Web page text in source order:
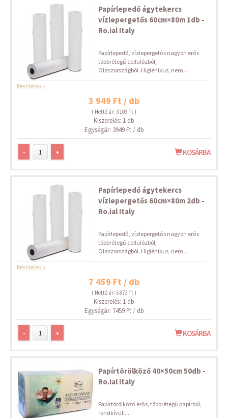
Papírlepedő ágytekercs
vízlepergetős 60cm×80m 1db -
Ro.ial Italy
Papírlepedő, vízlepergetős nagyon erős
többrétegű cellulózból,
Olaszországból. Higiénikus, nem...
Részletek »
3 949 Ft / db
( Nettó ár: 3 109 Ft )
Kiszerelés: 1 db
Egységár: 3949 Ft / db
- + KOSÁRBA
Papírlepedő ágytekercs
vízlepergetős 60cm×80m 2db -
Ro.ial Italy
Papírlepedő, vízlepergetős nagyon erős
többrétegű cellulózból,
Olaszországból. Higiénikus, nem...
Részletek »
7 459 Ft / db
( Nettó ár: 5 873 Ft )
Kiszerelés: 1 db
Egységár: 7459 Ft / db
- + KOSÁRBA
Papírtörölköző 40×50cm 50db -
Ro.ial Italy
Papírtörölköző erős, többrétegű papírból,
rendkívüli...